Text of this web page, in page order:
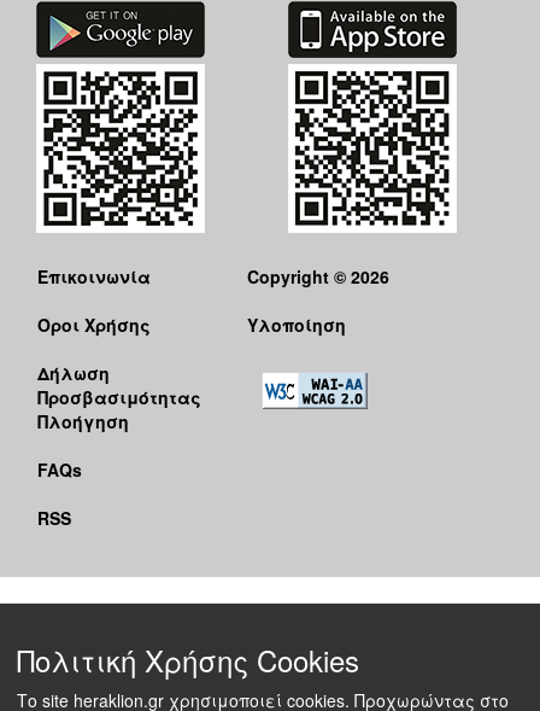
Επικοινωνία
Όροι Χρήσης
Δήλωση
Προσβασιμότητας
Πλοήγηση
FAQs
RSS
Copyright © 2026
Υλοποίηση
Πολιτική Χρήσης Cookies
Το site heraklion.gr χρησιμοποιεί cookies. Προχωρώντας στο